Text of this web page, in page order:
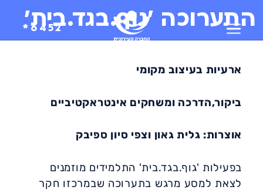
6452*
התערוכה 'גוף.בגד.בית'
ארעיות בעיצוב מקומי
ביקור,הדרכה ומשחקים אינטראקטיביים
אוצרות: גלית גאון וצפי סיון ספיבק
בפעילות 'גוף.בגד.בית' התלמידים מוזמנים
לצאת למסע מרגש בתערוכה שבמרכזו חקר